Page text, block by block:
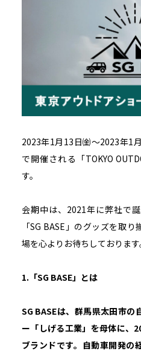
2023年1月13日㈮～2023年1
で開催される「TOKYO
す。
会期中は、2021年に弊社で
「SG BASE」のグッズを取
場を心よりお待ちしております
1.「SG BASE」とは
SG BASEは、群馬県太田市の
ー「しげる工業」を母体に、
ブランドです。自動車開発の